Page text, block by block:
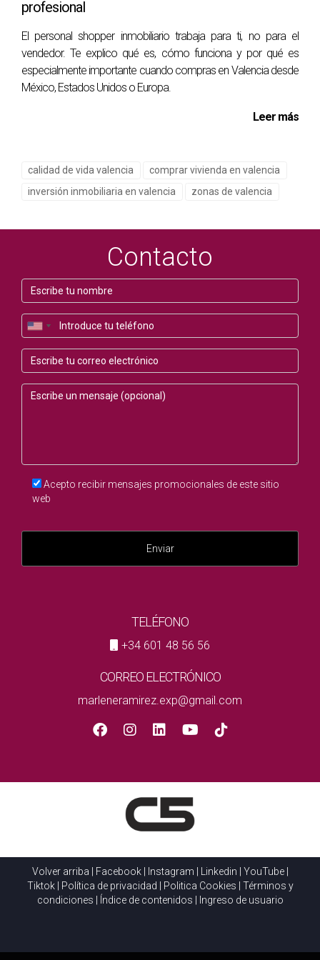
Si estás pensando en mudarte a Valencia o simplemente
ponerte en contacto. Soy Marlene Ramírez, experta en el
mercado inmobiliario de Valencia, y ofrezco un
acompañamiento personalizado para la compra de
PREGUNTAS FRECUENTES
Los barrios más recomendados para familias incluyen El
Cabanyal, Ruzafa, Benimaclet, La Zaidía y Patraix, cada uno
con sus propias características y ventajas.
¿Qué servicios educativos hay en estos
barrios?
Cada uno de estos barrios ofrece una variedad de
opciones educativas, desde colegios públicos hasta
¿Es seguro vivir en estos barrios?
En general, estos barrios son considerados seguros para
cada área para conocer mejor la comunidad y la seguridad
La mayoría de estos barrios cuentan con parques, áreas
de juegos y actividades culturales que promueven el ocio y
¿Cuáles son las opciones de transporte público
Valencia dispone de un sistema de transporte público
cualquiera de estos barrios.
profesional
El personal shopper inmobiliario trabaja para ti, no para el
vendedor. Te explico qué es, cómo funciona y por qué es
especialmente importante cuando compras en Valencia desde
México, Estados Unidos o Europa.
Leer más
calidad de vida valencia
comprar vivienda en valencia
inversión inmobiliaria en valencia
zonas de valencia
Contacto
Acepto recibir mensajes promocionales de este sitio
web
Enviar
TELÉFONO
+34 601 48 56 56
CORREO ELECTRÓNICO
marleneramirez.exp@gmail.com
Volver arriba Facebook| Instagram Linkedin YouTube|
Tiktok| Política de privacidad Politica Cookies
Términos y
condiciones
Índice de contenidos Ingreso de usuario